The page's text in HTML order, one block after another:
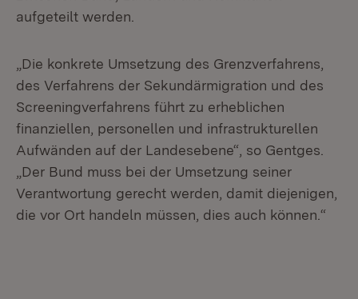
aufgeteilt werden.
„Die konkrete Umsetzung des Grenzverfahrens,
des Verfahrens der Sekundärmigration und des
Screeningverfahrens führt zu erheblichen
finanziellen, personellen und infrastrukturellen
Aufwänden auf der Landesebene“, so Gentges.
„Der Bund muss bei der Umsetzung seiner
Verantwortung gerecht werden, damit diejenigen,
die vor Ort handeln müssen, dies auch können.“